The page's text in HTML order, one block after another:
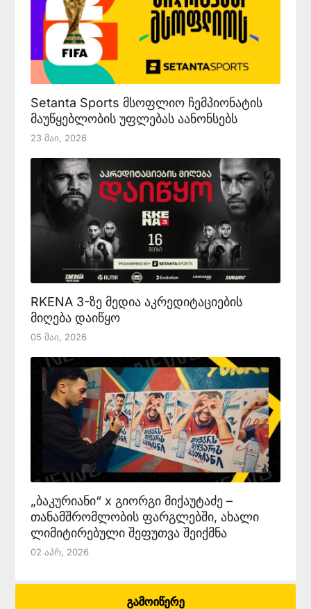
Setanta Sports მსოფლიო ჩემპიონატის
მაუწყებლობის უფლებას აანონსებს
23 Მაი, 2026
RKENA 3-ზე მედია აკრედიტაციების
მიღება დაიწყო
05 Მაი, 2026
„ბაკურიანი“ x გიორგი მიქაუტაძე –
თანამშრომლობის ფარგლებში, ახალი
ლიმიტირებული შეფუთვა შეიქმნა
02 Აპრ, 2026
გამოიწერე